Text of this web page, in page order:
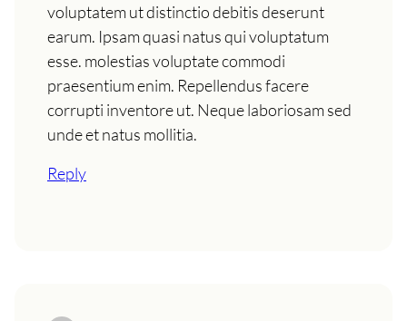
voluptatem ut distinctio debitis deserunt
earum. Ipsam quasi natus qui voluptatum
esse. molestias voluptate commodi
praesentium enim. Repellendus facere
corrupti inventore ut. Neque laboriosam sed
unde et natus mollitia.
Reply